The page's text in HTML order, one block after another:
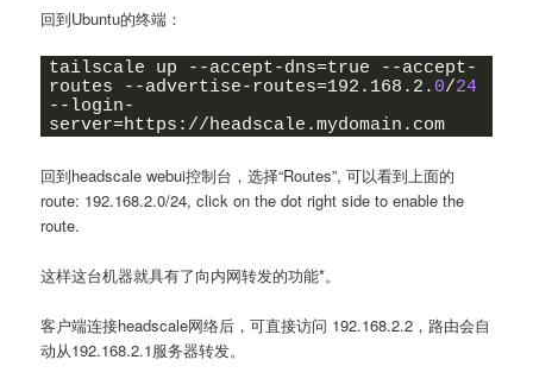
回到Ubuntu的终端：
tailscale up --accept-dns=true --accept-
routes --advertise-routes=192.168.2. 0/24
--login-
server=https://headscale.mydomain.com
回到headscale webui控制台，选择“Routes”, 可以看到上面的
route: 192.168.2.0/24, click on the dot right side to enable the
route.
这样这台机器就具有了向内网转发的功能*。
客户端连接headscale网络后，可直接访问 192.168.2.2，路由会自
动从192.168.2.1服务器转发。